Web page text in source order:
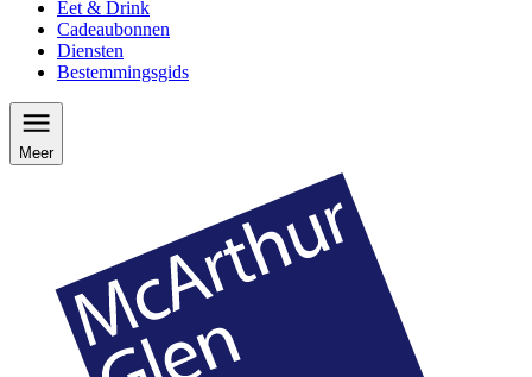
Eet & Drink
Cadeaubonnen
Diensten
Bestemmingsgids
Meer